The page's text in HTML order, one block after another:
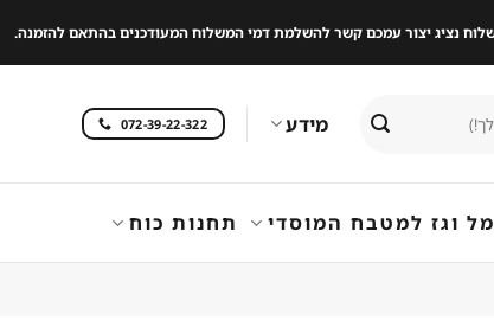
נציג יצור עמכם קשר להשלמת דמי המשלוח המעודכנים בהתאם להזמנה.
מידע 072-39-22-322
וגז למטבח המוסדי תחנות כוח